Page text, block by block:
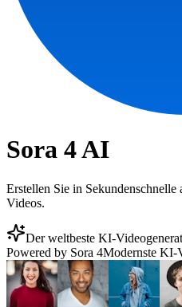
Sora 4 AI
Erstellen Sie in Sekundenschnelle
Videos.
Der weltbeste KI-
Powered by Sora 4Modernste KI-